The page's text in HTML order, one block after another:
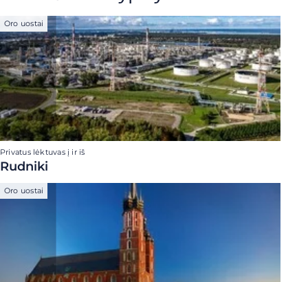
Oro uostai
Privatus lėktuvas į ir iš
Rudniki
Oro uostai